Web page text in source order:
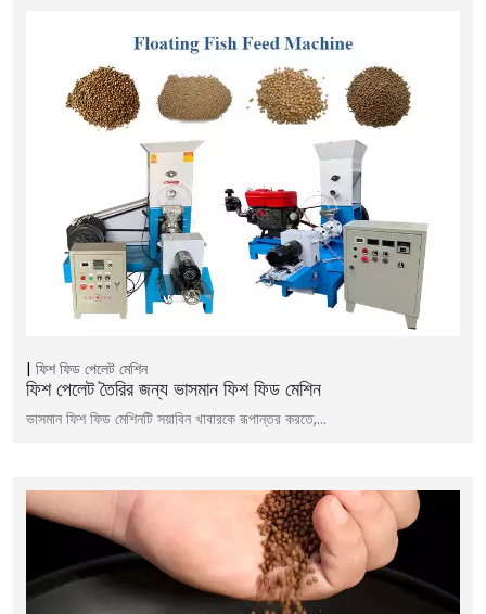
ফিশ ফিড পেলেট মেশিন
ফিশ পেলেট তৈরির জন্য ভাসমান ফিশ ফিড মেশিন
ভাসমান ফিশ ফিড মেশিনটি সয়াবিন খাবারকে রূপান্তর করতে,…